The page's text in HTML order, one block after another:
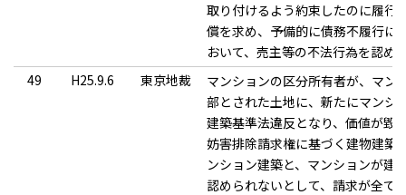
取り付けるよう約束したのに履行
償を求め、予備的に債務不履行に
おいて、売主等の不法行為を認め
49
H25.9.6 東京地裁
マンションの区分所有者が、マン
部とされた土地に、新たにマンシ
建築基準法違反となり、価値が毀
妨害排除請求権に基づく建物建築
ンション建築と、マンションが建
認められないとして、請求が全て